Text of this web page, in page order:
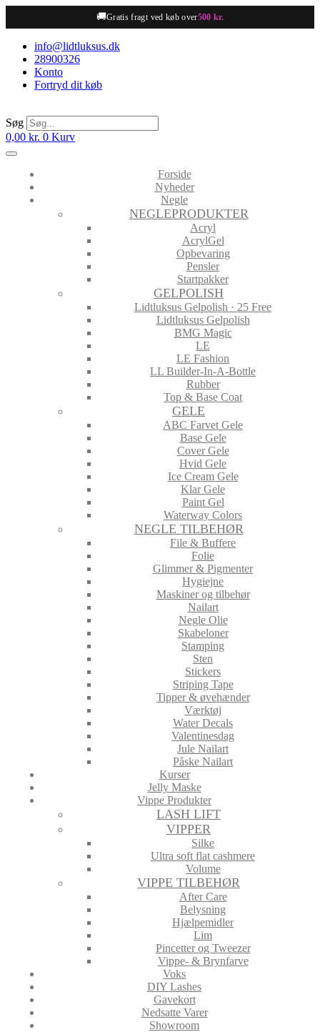
🚚Gratis fragt ved køb over500 kr.
info@lidtluksus.dk
28900326
Konto
Fortryd dit køb
Søg
0,00 kr. 0 Kurv
Forside
Nyheder
Negle
NEGLEPRODUKTER
Acryl
AcrylGel
Opbevaring
Pensler
Startpakker
GELPOLISH
Lidtluksus Gelpolish · 25 Free
Lidtluksus Gelpolish
BMG Magic
LE
LE Fashion
LL Builder-In-A-Bottle
Rubber
Top & Base Coat
GELE
ABC Farvet Gele
Base Gele
Cover Gele
Hvid Gele
Ice Cream Gele
Klar Gele
Paint Gel
Waterway Colors
NEGLE TILBEHØR
File & Buffere
Folie
Glimmer & Pigmenter
Hygiejne
Maskiner og tilbehør
Nailart
Negle Olie
Skabeloner
Stamping
Sten
Stickers
Striping Tape
Tipper & øvehænder
Værktøj
Water Decals
Valentinesdag
Jule Nailart
Påske Nailart
Kurser
Jelly Maske
Vippe Produkter
LASH LIFT
VIPPER
Silke
Ultra soft flat cashmere
Volume
VIPPE TILBEHØR
After Care
Belysning
Hjælpemidler
Lim
Pincetter og Tweezer
Vippe- & Brynfarve
Voks
DIY Lashes
Gavekort
Nedsatte Varer
Showroom